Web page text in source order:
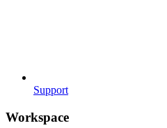
Support
Workspace